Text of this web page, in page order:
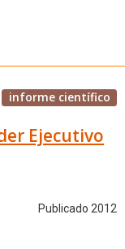
informe científico
Ejecutivo
Publicado 2012